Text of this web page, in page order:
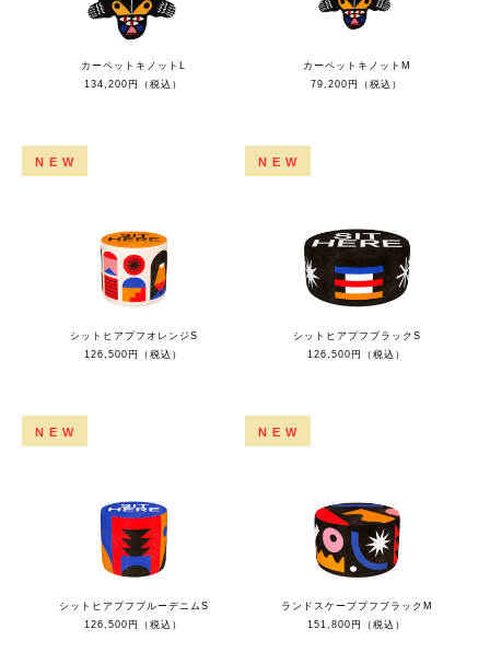
カーペットキノットL
134,200円（税込）
カーペットキノットM
79,200円（税込）
NEW
シットヒアプフオレンジS
126,500円（税込）
NEW
シットヒアプフブラックS
126,500円（税込）
NEW
シットヒアプフブルーデニムS
126,500円（税込）
NEW
ランドスケーププフブラックM
151,800円（税込）